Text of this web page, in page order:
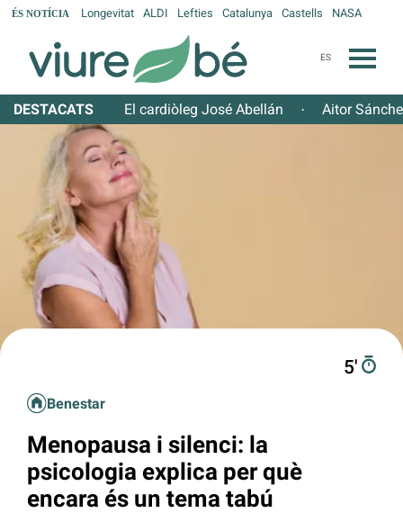
ÉS NOTÍCIA Longevitat ALDI Lefties Catalunya Castells NASA
ES
DESTACATS El cardiòleg José Abellán · Aitor
5′
Benestar
Menopausa i silenci: la
psicologia explica per què
encara és un tema tabú